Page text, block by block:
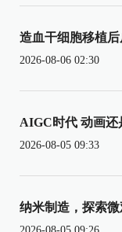
造血干细胞移植
2026-08-06 02:30
AIGC时代 动画还
2026-08-05 09:33
纳米制造，探索